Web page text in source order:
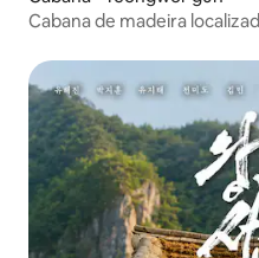
Cabana de madeira